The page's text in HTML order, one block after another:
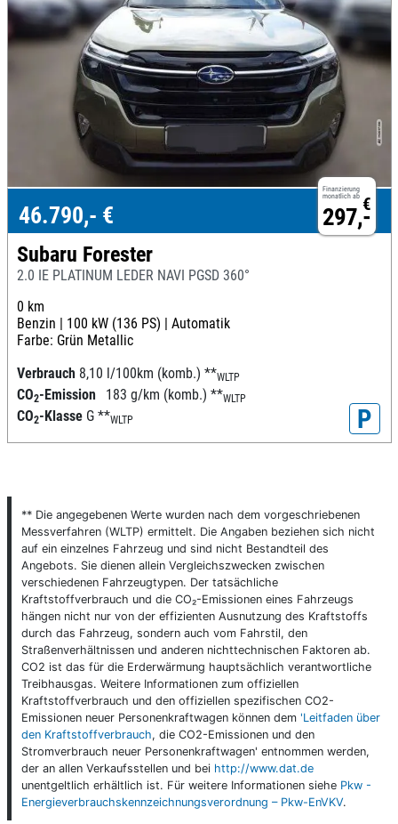
Finanzierung
monatlich ab €
297,-
46.790,- €
Subaru Forester
2.0 IE PLATINUM LEDER NAVI PGSD 360°
0 km
Benzin | 100 kW (136 PS) | Automatik
Farbe: Grün Metallic
Verbrauch 8,10 l/100km (komb.) **WLTP
CO2-Emission 183 g/km (komb.) **WLTP
CO2-Klasse G **WLTP P
** Die angegebenen Werte wurden nach dem vorgeschriebenen
Messverfahren (WLTP) ermittelt. Die Angaben beziehen sich nicht
auf ein einzelnes Fahrzeug und sind nicht Bestandteil des
Angebots. Sie dienen allein Vergleichszwecken zwischen
verschiedenen Fahrzeugtypen. Der tatsächliche
Kraftstoffverbrauch und die CO₂-Emissionen eines Fahrzeugs
hängen nicht nur von der effizienten Ausnutzung des Kraftstoffs
durch das Fahrzeug, sondern auch vom Fahrstil, den
Straßenverhältnissen und anderen nichttechnischen Faktoren ab.
CO2 ist das für die Erderwärmung hauptsächlich verantwortliche
Treibhausgas. Weitere Informationen zum offiziellen
Kraftstoffverbrauch und den offiziellen spezifischen CO2-
Emissionen neuer Personenkraftwagen können dem 'Leitfaden über
den Kraftstoffverbrauch, die CO2-Emissionen und den
Stromverbrauch neuer Personenkraftwagen' entnommen werden,
der an allen Verkaufsstellen und bei http://www.dat.de
unentgeltlich erhältlich ist. Für weitere Informationen siehe Pkw -
Energieverbrauchskennzeichnungsverordnung – Pkw-EnVKV.